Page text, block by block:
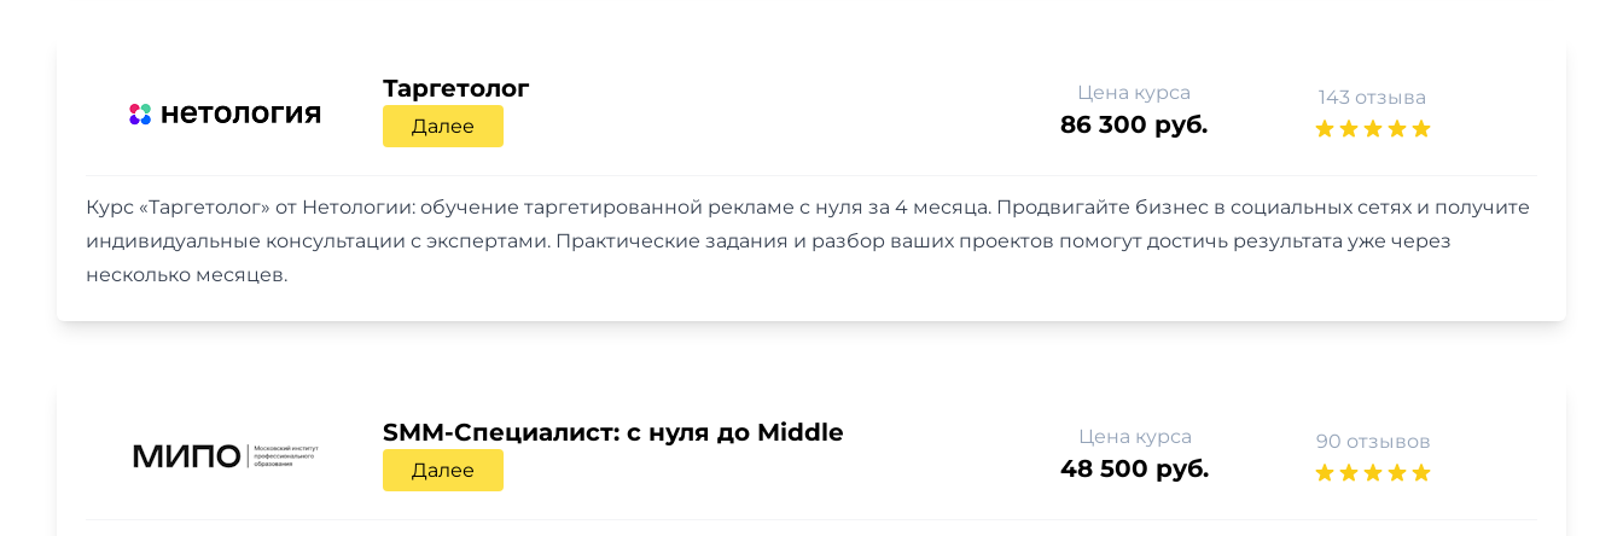
Таргетолог
Далее
Цена курса
86 300 руб.
143 отзыва
Курс «Таргетолог» от Нетологии: обучение таргетированной рекламе с нуля за 4 месяца. Продвигайте бизнес в социальных сетях и получите
индивидуальные консультации с экспертами. Практические задания и разбор ваших проектов помогут достичь результата уже через
несколько месяцев.
SMM-Специалист: c нуля до Middle
Далее
Цена курса
48 500 руб.
90 отзывов